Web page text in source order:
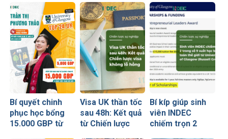
Bí quyết chinh
phục học bổng
15.000 GBP từ
Visa UK thần tốc
sau 48h: Kết quả
từ Chiến lược
Bí kíp giúp sinh
viên INDEC
chiếm trọn 2